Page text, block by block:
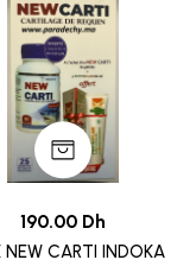
190.00 Dh
NEW CARTI INDOKA